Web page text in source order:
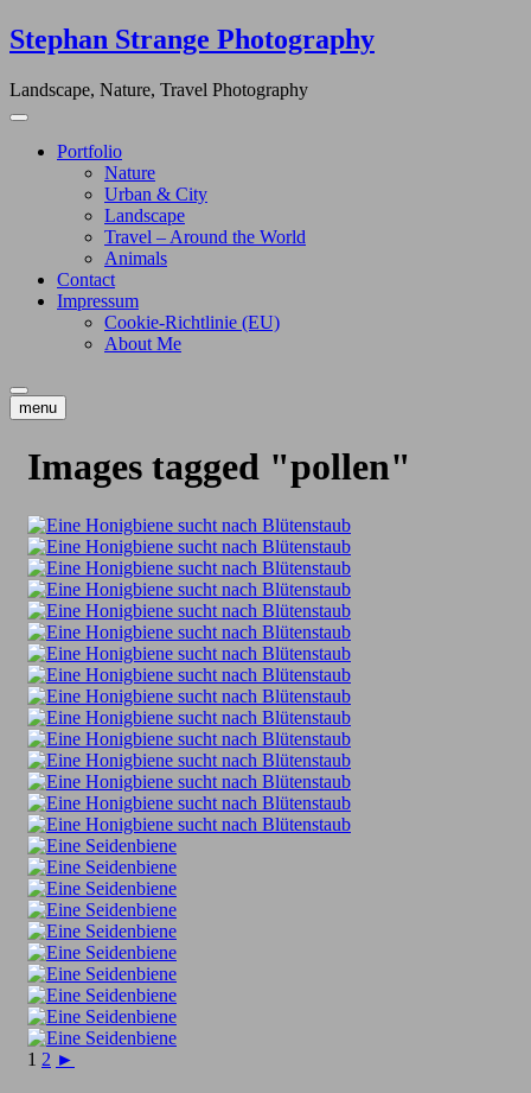
Skip
to
Stephan Strange Photography
Landscape, Nature, Travel Photography
Portfolio
Nature
Urban & City
Landscape
Travel – Around the World
Animals
Contact
Impressum
Cookie-Richtlinie (EU)
About Me
menu
Images tagged "pollen"
1 2 ►